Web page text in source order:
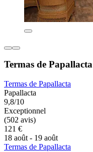
Termas de Papallacta
Termas de Papallacta
Papallacta
9,8/10
Exceptionnel
(502 avis)
121 €
18 août - 19 août
Termas de Papallacta